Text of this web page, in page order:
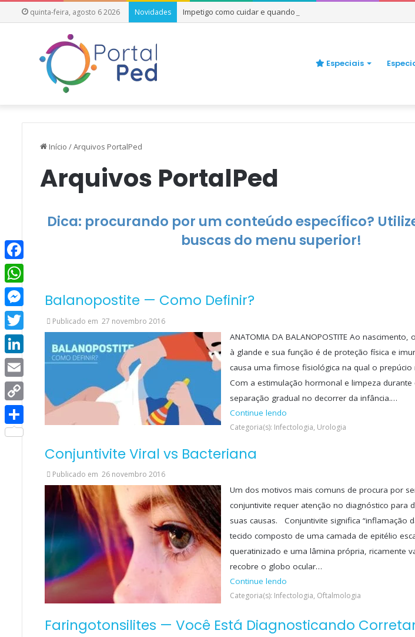
quinta-feira, agosto 6 2026 Novidades Impetigo como cuidar e quando se preocupar
Especiais
Início /Arquivos PortalPed
Arquivos PortalPed
Dica: procurando por um conteúdo específico?
buscas do menu superior!
Balanopostite — Como Definir?
Publicado em 27 novembro 2016
ANATOMIA DA BALANOPOSTITE Ao
à glande e sua função é de proteção física e
causa uma fimose fisiológica na qual o
Com a estimulação hormonal e limpeza
separação gradual no decorrer da infância.…
Continue lendo
Categoria(s): Infectologia, Urologia
Conjuntivite Viral vs Bacteriana
Publicado em 26 novembro 2016
Um dos motivos mais comuns de procura por
conjuntivite requer atenção no diagnóstico para
suas causas. Conjuntivite significa “inflamação
tecido composto de uma camada de epitélio
queratinizado e uma lâmina própria, ricamente
recobre o globo ocular…
Continue lendo
Categoria(s): Infectologia, Oftalmologia
Faringotonsilites — Você Está Diagnosticando
Facebook
WhatsApp
Messenger
Twitter
LinkedIn
Email
Copy
Link
Share